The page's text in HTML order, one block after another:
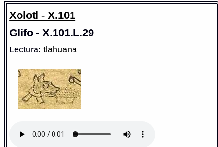
Xolotl - X.101
Glifo - X.101.L.29
Lectura: tlahuana